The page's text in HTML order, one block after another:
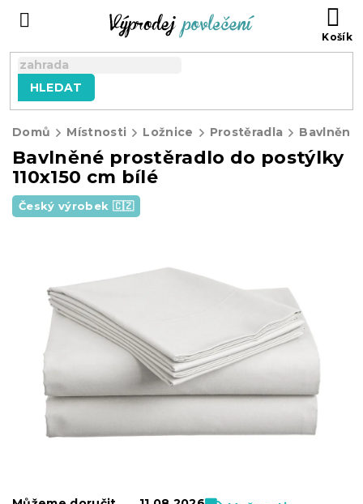
HLEDAT
Domů Místnosti Ložnice Prostěradla
Bavlněné prostěradlo do postýlky
110x150 cm bílé
Český výrobek 🇨🇿